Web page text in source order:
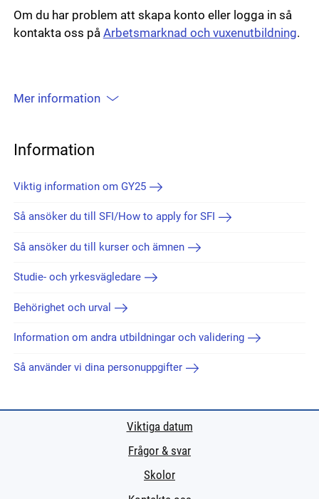
Om du har problem att skapa konto eller logga in så
kontakta oss på Arbetsmarknad och vuxenutbildning.
Mer information
Information
Viktig information om GY25
Så ansöker du till SFI/How to apply for SFI
Så ansöker du till kurser och ämnen
Studie- och yrkesvägledare
Behörighet och urval
Information om andra utbildningar och validering
Så använder vi dina personuppgifter
Viktiga datum
Frågor & svar
Skolor